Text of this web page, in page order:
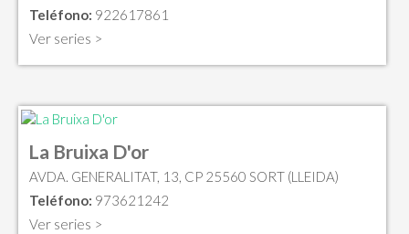
Teléfono: 922617861
Ver series >
La Bruixa D'or
AVDA. GENERALITAT, 13, CP 25560 SORT (LLEIDA)
Teléfono: 973621242
Ver series >